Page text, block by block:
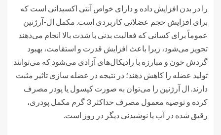
را در بدن افزایش داده و دارای خواص آنتی اکسیدانی است که
برای افزایش حجم عضلانی کاربردی است. مکمل ال-آرژنین
عموماً برای کسانی که فعالیت بدنی با شدت بالا انجام می‌دهند
تجویز می‌شود، زیرا باعث افزایش قدرت و استقامت، بهبود
گردش خون و مبارزه با رادیکال‌های آزادی می‌شود که می‌توانند
تولید عضله را کاهش دهند؛ در نتیجه در عضله سازی تاثیر مثبت
دارند. ال آرژنین را می‌توان به صورت کپسول یا پودر مصرف
کرده و توصیه معمول مصرف حداکثر 3 گرم مکمل پودری،
رقیق شده در آب یا نوشیدنی دیگر در روز است.